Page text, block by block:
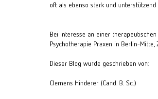
oft als ebenso stark und
Bei Interesse an einer
Psychotherapie Praxen in Berlin-Mitte
Dieser Blog wurde geschrieben von:
Clemens Hinderer (Cand. B. Sc.)